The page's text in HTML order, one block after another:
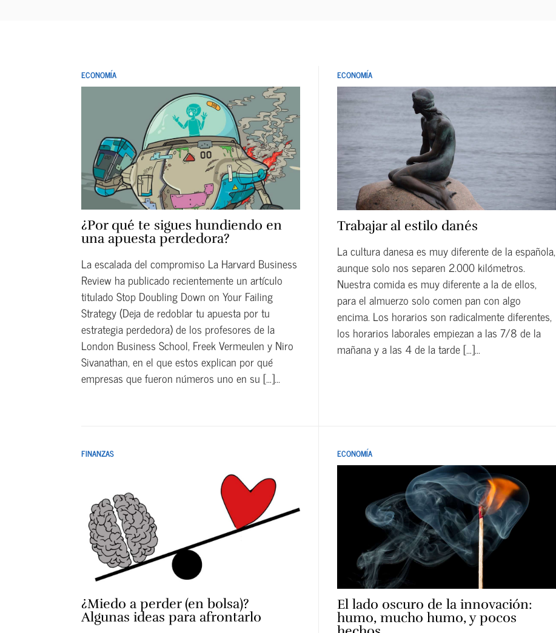
ECONOMÍA
¿Por qué te sigues hundiendo en
una apuesta perdedora?
La escalada del compromiso La Harvard Business
Review ha publicado recientemente un artículo
titulado Stop Doubling Down on Your Failing
Strategy (Deja de redoblar tu apuesta por tu
estrategia perdedora) de los profesores de la
London Business School, Freek Vermeulen y Niro
Sivanathan, en el que estos explican por qué
empresas que fueron números uno en su […]...
ECONOMÍA
Trabajar al estilo danés
La cultura danesa es muy diferente de la española,
aunque solo nos separen 2.000 kilómetros.
Nuestra comida es muy diferente a la de ellos,
para el almuerzo solo comen pan con algo
encima. Los horarios son radicalmente diferentes,
los horarios laborales empiezan a las 7/8 de la
mañana y a las 4 de la tarde […]...
FINANZAS
¿Miedo a perder (en bolsa)?
Algunas ideas para afrontarlo
ECONOMÍA
El lado oscuro de la innovación:
humo, mucho humo, y pocos